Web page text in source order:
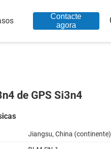
Contacte
agora
de GPS Si3n4
Jiangsu, China (continente)